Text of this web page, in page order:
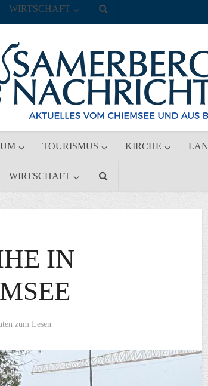
TOURISMUS KIRCHE
WIRTSCHAFT
WIRTSCHAFT
IN
zum Lesen